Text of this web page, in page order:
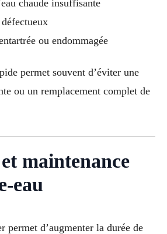
chaude insuffisante
ou endommagée
permet souvent d’éviter une
ou un remplacement complet de
maintenance
eau
permet d’augmenter la durée de